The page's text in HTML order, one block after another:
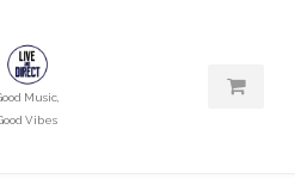
Music,
Vibes